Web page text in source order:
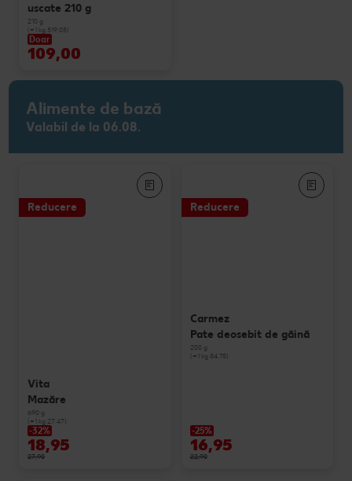
uscate 210 g
210 g
(=1 kg 519.05)
Doar
109,00
Alimente de bază
Valabil de la 06.08.
Reducere
Vita
Mazăre
690 g
(=1 kg 27.47)
-32%
18,95
27,90
Reducere
Carmez
Pate deosebit de găină
200 g
(=1 kg 84.75)
-25%
16,95
22,90